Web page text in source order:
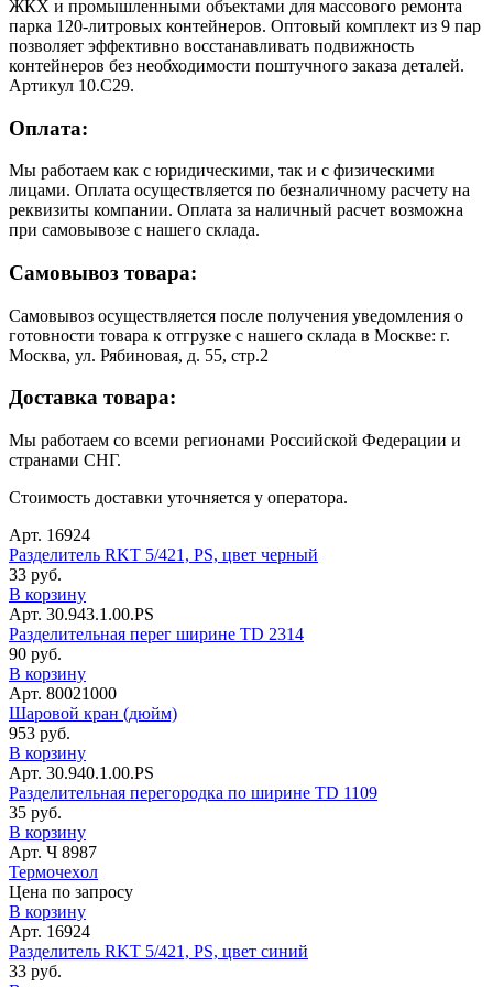
ЖКХ и промышленными объектами для массового ремонта
парка 120-литровых контейнеров. Оптовый комплект из 9 пар
позволяет эффективно восстанавливать подвижность
контейнеров без необходимости поштучного заказа деталей.
Артикул 10.С29.
Оплата:
Мы работаем как с юридическими, так и с физическими
лицами. Оплата осуществляется по безналичному расчету на
реквизиты компании. Оплата за наличный расчет возможна
при самовывозе с нашего склада.
Самовывоз товара:
Самовывоз осуществляется после получения уведомления о
готовности товара к отгрузке с нашего склада в Москве: г.
Москва, ул. Рябиновая, д. 55, стр.2
Доставка товара:
Мы работаем со всеми регионами Российской Федерации и
странами СНГ.
Стоимость доставки уточняется у оператора.
Арт. 16924
Разделитель RKT 5/421, PS, цвет черный
33 руб.
В корзину
Арт. 30.943.1.00.PS
Разделительная перег ширине TD 2314
90 руб.
В корзину
Арт. 80021000
Шаровой кран (дюйм)
953 руб.
В корзину
Арт. 30.940.1.00.PS
Разделительная перегородка по ширине TD 1109
35 руб.
В корзину
Арт. Ч 8987
Термочеxол
Цена по запросу
В корзину
Арт. 16924
Разделитель RKT 5/421, PS, цвет синий
33 руб.